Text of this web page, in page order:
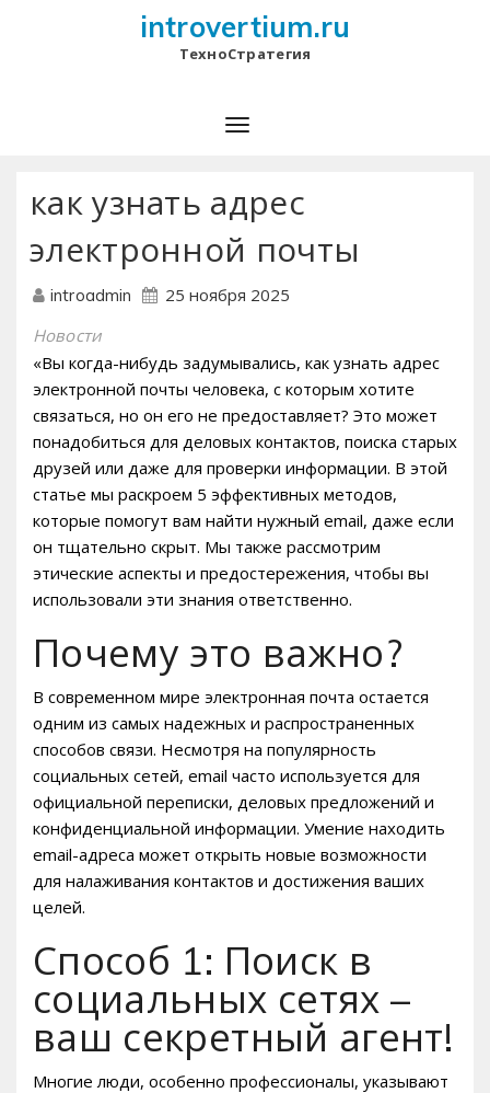
introvertium.ru
ТехноСтратегия
как узнать адрес
электронной почты
introadmin 25 ноября 2025
Новости
«Вы когда-нибудь задумывались, как узнать адрес
электронной почты человека, с которым хотите
связаться, но он его не предоставляет? Это может
понадобиться для деловых контактов, поиска старых
друзей или даже для проверки информации. В этой
статье мы раскроем 5 эффективных методов,
которые помогут вам найти нужный email, даже если
он тщательно скрыт. Мы также рассмотрим
этические аспекты и предостережения, чтобы вы
использовали эти знания ответственно.
Почему это важно?
В современном мире электронная почта остается
одним из самых надежных и распространенных
способов связи. Несмотря на популярность
социальных сетей, email часто используется для
официальной переписки, деловых предложений и
конфиденциальной информации. Умение находить
email-адреса может открыть новые возможности
для налаживания контактов и достижения ваших
целей.
Способ 1: Поиск в
социальных сетях –
ваш секретный агент!
Многие люди, особенно профессионалы, указывают